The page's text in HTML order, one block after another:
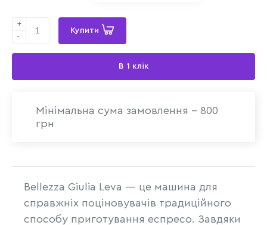
+
-
Купити
В 1 клік
Мінімальна сума замовлення - 800
грн
Bellezza Giulia Leva — це машина для
справжніх поціновувачів традиційного
способу приготування еспресо. Завдяки